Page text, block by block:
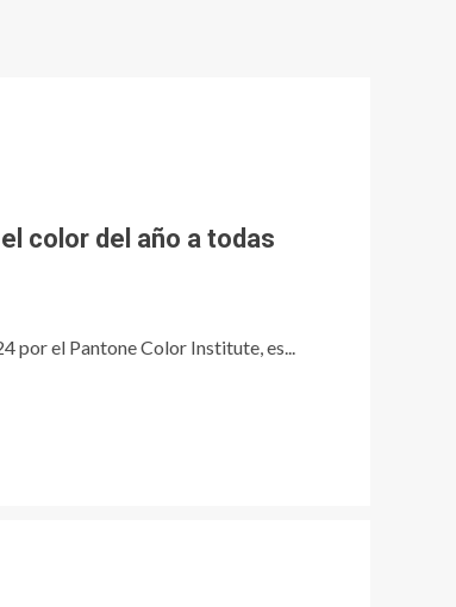
color del año a todas
por el Pantone Color Institute, es...